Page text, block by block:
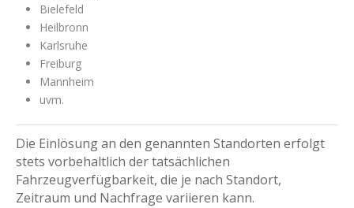
Bielefeld
Heilbronn
Karlsruhe
Freiburg
Mannheim
uvm.
Die Einlösung an den genannten Standorten erfolgt
stets vorbehaltlich der tatsächlichen
Fahrzeugverfügbarkeit, die je nach Standort,
Zeitraum und Nachfrage variieren kann.